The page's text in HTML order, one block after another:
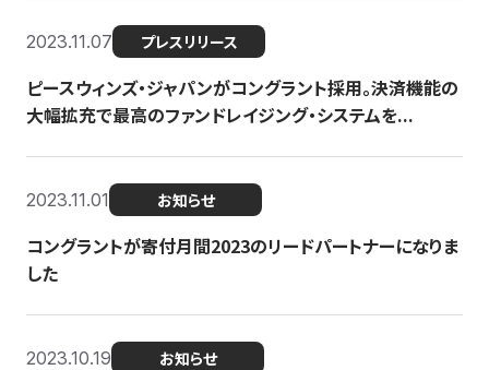
2023.11.07 プレスリリース
ピースウィンズ・ジャパンがコングラント採用。決済機能の
大幅拡充で最高のファンドレイジング・システムを...
2023.11.01 お知らせ
コングラントが寄付月間2023のリードパートナーになりま
した
2023.10.19 お知らせ